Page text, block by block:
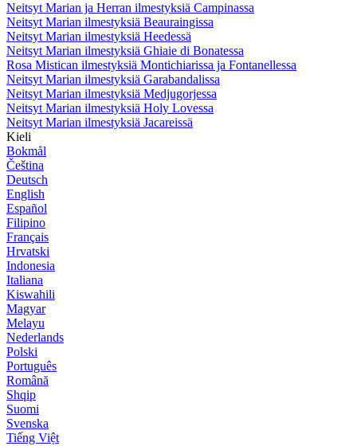
Neitsyt Marian ja Herran ilmestyksiä Campinassa
Neitsyt Marian ilmestyksiä Beauraingissa
Neitsyt Marian ilmestyksiä Heedessä
Neitsyt Marian ilmestyksiä Ghiaie di Bonatessa
Rosa Mistican ilmestyksiä Montichiarissa ja Fontanellessa
Neitsyt Marian ilmestyksiä Garabandalissa
Neitsyt Marian ilmestyksiä Medjugorjessa
Neitsyt Marian ilmestyksiä Holy Lovessa
Neitsyt Marian ilmestyksiä Jacareissä
Kieli
Bokmål
Čeština
Deutsch
English
Español
Filipino
Français
Hrvatski
Indonesia
Italiana
Kiswahili
Magyar
Melayu
Nederlands
Polski
Português
Română
Shqip
Suomi
Svenska
Tiếng Việt